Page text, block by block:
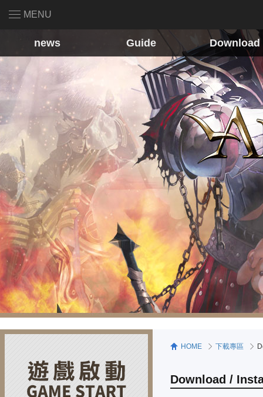
MENU
news Guide Download
HOME 下載專區
Download /